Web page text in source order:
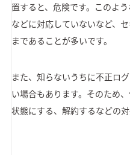
置すると、危険です。このよ
などに対応していないなど、
まであることが多いです。
また、知らないうちに不正ロ
い場合もあります。そのため
状態にする、解約するなどの